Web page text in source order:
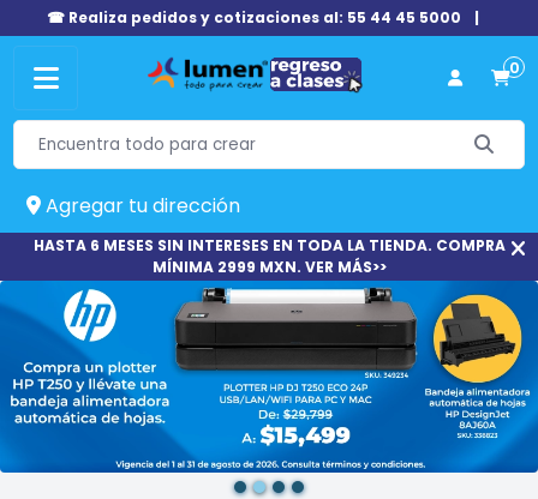
☎ Realiza pedidos y cotizaciones al: 55 44 45 5000 |
0
Agregar tu dirección
HASTA 6 MESES SIN INTERESES EN TODA LA TIENDA. COMPRA
MÍNIMA 2999 MXN. VER MÁS>>